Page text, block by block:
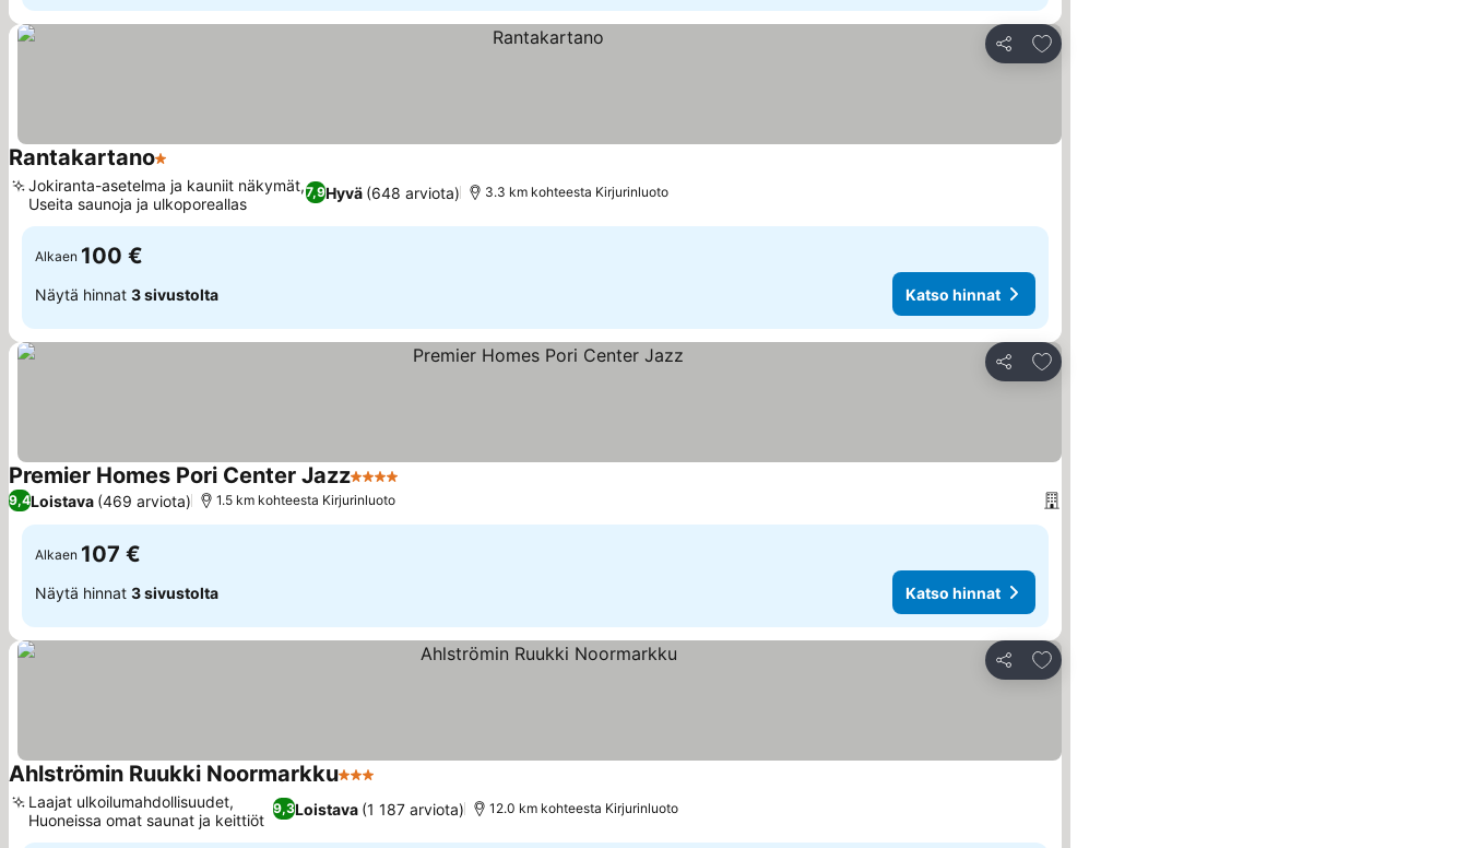
Jaa
Lisää suosikkeihin
Rantakartano1 Tähtiluokitus
7,9Hyvä (648 arviota)
Jokiranta-asetelma ja kauniit näkymät,
Useita saunoja ja ulkoporeallas
3.3 km kohteesta Kirjurinluoto
Alkaen 100 €
Näytä hinnat 3 sivustolta Katso hinnat
Jaa
Lisää suosikkeihin
Premier Homes Pori Center Jazz4 Tähtiluokitus
9,4Loistava (469 arviota) 1.5 km kohteesta Kirjurinluoto
Alkaen 107 €
Näytä hinnat 3 sivustolta Katso hinnat
Jaa
Lisää suosikkeihin
Ahlströmin Ruukki Noormarkku3 Tähtiluokitus
9,3Loistava (1 187 arviota)
Laajat ulkoilumahdollisuudet,
Huoneissa omat saunat ja keittiöt
12.0 km kohteesta Kirjurinluoto